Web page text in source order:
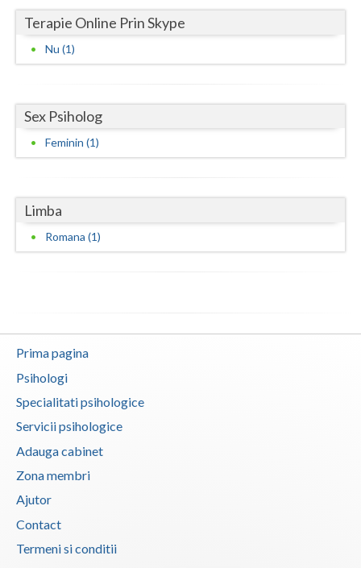
Hunedoara
Ialomita
Ilfov
Maramures
Mures
Neamt
Salaj
Satu-Mare
Sibiu
Suceava
Teleorman
Tulcea
Valcea
Terapie Online Prin Skype
Nu (1)
Sex Psiholog
Feminin (1)
Limba
Romana (1)
Prima pagina
Psihologi
Specialitati psihologice
Servicii psihologice
Adauga cabinet
Zona membri
Ajutor
Contact
Termeni si conditii